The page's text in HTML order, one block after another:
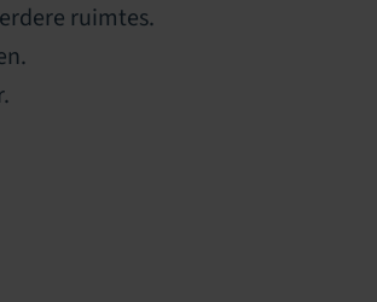
ruimtes.